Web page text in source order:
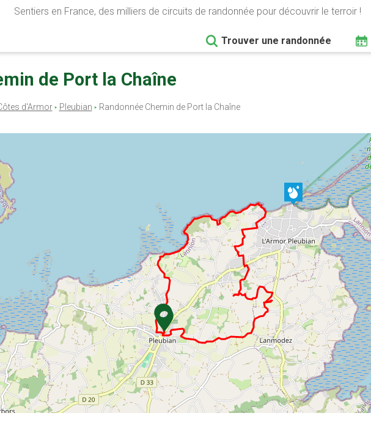
Sentiers en France, des milliers de circuits de randonnée pour découvrir le terroir !
Trouver une randonnée
de Port la Chaîne
d'Armor Pleubian Randonnée Chemin de Port la Chaîne